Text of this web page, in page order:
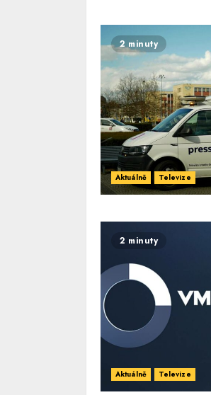
2 minuty
Aktuálně Televize
2 minuty
Aktuálně Televize